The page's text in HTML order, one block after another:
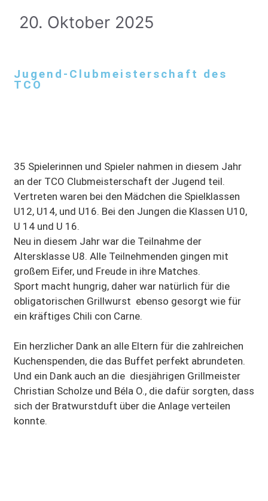
20. Oktober 2025
Jugend-Clubmeisterschaft des
TCO
35 Spielerinnen und Spieler nahmen in diesem Jahr
an der TCO Clubmeisterschaft der Jugend teil.
Vertreten waren bei den Mädchen die Spielklassen
U12, U14, und U16. Bei den Jungen die Klassen U10,
U 14 und U 16.
Neu in diesem Jahr war die Teilnahme der
Altersklasse U8. Alle Teilnehmenden gingen mit
großem Eifer, und Freude in ihre Matches.
Sport macht hungrig, daher war natürlich für die
obligatorischen Grillwurst ebenso gesorgt wie für
ein kräftiges Chili con Carne.
Ein herzlicher Dank an alle Eltern für die zahlreichen
Kuchenspenden, die das Buffet perfekt abrundeten.
Und ein Dank auch an die diesjährigen Grillmeister
Christian Scholze und Béla O., die dafür sorgten, dass
sich der Bratwurstduft über die Anlage verteilen
konnte.